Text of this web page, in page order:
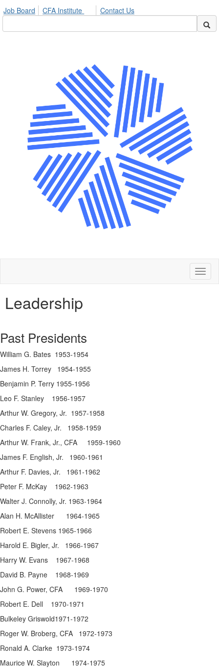
Job Board CFA Institute Contact Us
Leadership
Past Presidents
William G. Bates 1953-1954
James H. Torrey 1954-1955
Benjamin P. Terry 1955-1956
Leo F. Stanley 1956-1957
Arthur W. Gregory, Jr. 1957-1958
Charles F. Caley, Jr. 1958-1959
Arthur W. Frank, Jr., CFA 1959-1960
James F. English, Jr. 1960-1961
Arthur F. Davies, Jr. 1961-1962
Peter F. McKay 1962-1963
Walter J. Connolly, Jr. 1963-1964
Alan H. McAllister 1964-1965
Robert E. Stevens 1965-1966
Harold E. Bigler, Jr. 1966-1967
Harry W. Evans 1967-1968
David B. Payne 1968-1969
John G. Power, CFA 1969-1970
Robert E. Dell 1970-1971
Bulkeley Griswold1971-1972
Roger W. Broberg, CFA 1972-1973
Ronald A. Clarke 1973-1974
Maurice W. Slayton 1974-1975